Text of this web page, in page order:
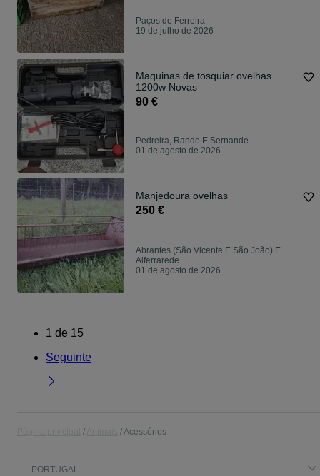
Paços de Ferreira
19 de julho de 2026
Maquinas de tosquiar ovelhas
1200w Novas
90 €
Pedreira, Rande E Sernande
01 de agosto de 2026
Manjedoura ovelhas
250 €
Abrantes (São Vicente E São João) E
Alferrarede
01 de agosto de 2026
1 de 15
Seguinte
Acessórios
PORTUGAL